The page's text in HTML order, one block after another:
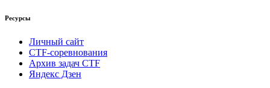
Ресурсы
Личный сайт
CTF-соревнования
Архив задач CTF
Яндекс Дзен